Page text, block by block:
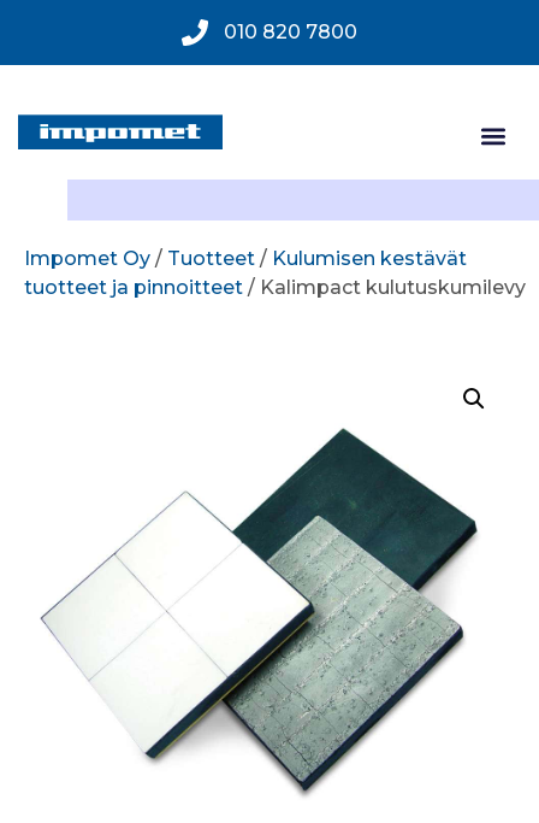
010 820 7800
Impomet Oy / Tuotteet / Kulumisen kestävät
tuotteet ja pinnoitteet / Kalimpact kulutuskumilevy